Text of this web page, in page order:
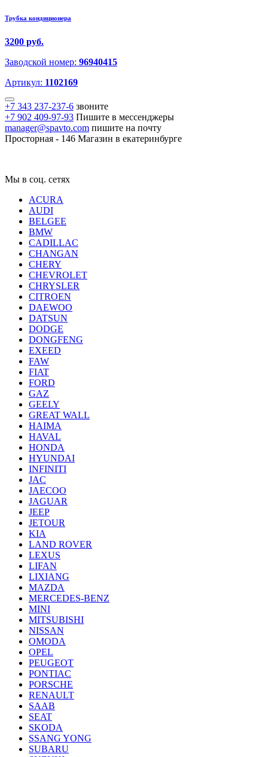
Трубка кондиционера
3200 руб.
Заводской номер: 96940415
Артикул: 1102169
+7 343 237-237-6 звоните
+7 902 409-97-93 Пишите в мессенджеры
manager@spavto.com пишите на почту
Просторная - 146 Магазин в екатеринбурге
Мы в соц. сетях
ACURA
AUDI
BELGEE
BMW
CADILLAC
CHANGAN
CHERY
CHEVROLET
CHRYSLER
CITROEN
DAEWOO
DATSUN
DODGE
DONGFENG
EXEED
FAW
FIAT
FORD
GAZ
GEELY
GREAT WALL
HAIMA
HAVAL
HONDA
HYUNDAI
INFINITI
JAC
JAECOO
JAGUAR
JEEP
JETOUR
KIA
LAND ROVER
LEXUS
LIFAN
LIXIANG
MAZDA
MERCEDES-BENZ
MINI
MITSUBISHI
NISSAN
OMODA
OPEL
PEUGEOT
PONTIAC
PORSCHE
RENAULT
SAAB
SEAT
SKODA
SSANG YONG
SUBARU